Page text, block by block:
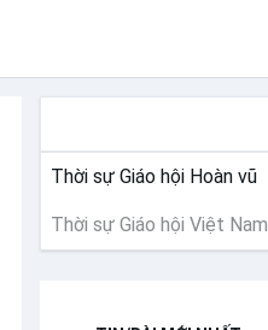
Thời sự Giáo hội Hoàn vũ
Thời sự Giáo hội Việt Nam